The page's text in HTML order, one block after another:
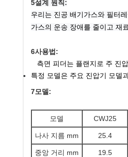
5설계 원칙:
우리는 진공 배기가스와 필터
가스의 운송 장애를 줄이고 재
6사용법:
측면 피더는 플랜지로 주 진
특정 모델은 주요 진압기 모델
7모델:
모델 CWJ25
나사 지름 mm 25.4
중앙 거리 mm 19.5